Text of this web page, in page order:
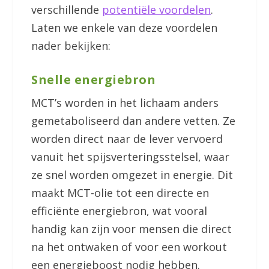
verschillende potentiële voordelen.
Laten we enkele van deze voordelen
nader bekijken:
Snelle energiebron
MCT’s worden in het lichaam anders
gemetaboliseerd dan andere vetten. Ze
worden direct naar de lever vervoerd
vanuit het spijsverteringsstelsel, waar
ze snel worden omgezet in energie. Dit
maakt MCT-olie tot een directe en
efficiënte energiebron, wat vooral
handig kan zijn voor mensen die direct
na het ontwaken of voor een workout
een energieboost nodig hebben.